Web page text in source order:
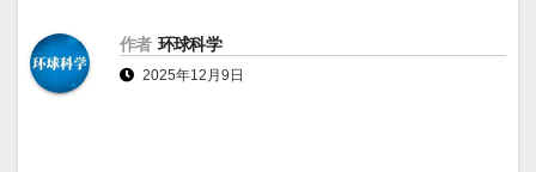
作者 环球科学
2025年12月9日